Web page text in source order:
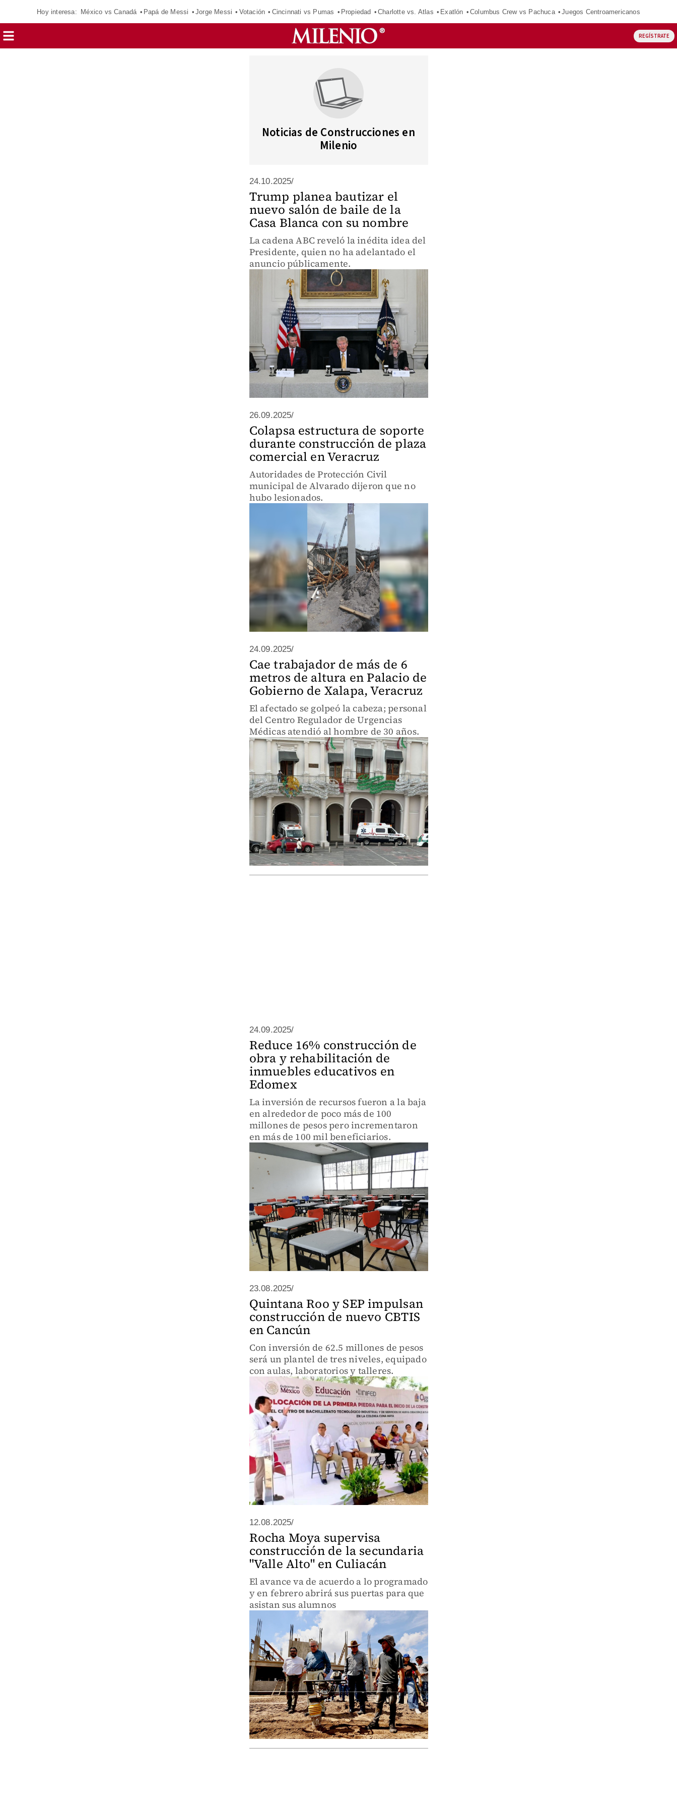
Hoy interesa: México vs Canadá Papá de Messi Jorge Messi Votación Cincinnati vs Pumas Propiedad Charlotte vs. Atlas Exatlón Columbus Crew vs Pachuca Juegos Centroamericanos
REGÍSTRATE
Noticias de Construcciones en
Milenio
24.10.2025/
Trump planea bautizar el
nuevo salón de baile de la
Casa Blanca con su nombre
La cadena ABC reveló la inédita idea del
Presidente, quien no ha adelantado el
anuncio públicamente.
26.09.2025/
Colapsa estructura de soporte
durante construcción de plaza
comercial en Veracruz
Autoridades de Protección Civil
municipal de Alvarado dijeron que no
hubo lesionados.
24.09.2025/
Cae trabajador de más de 6
metros de altura en Palacio de
Gobierno de Xalapa, Veracruz
El afectado se golpeó la cabeza; personal
del Centro Regulador de Urgencias
Médicas atendió al hombre de 30 años.
24.09.2025/
Reduce 16% construcción de
obra y rehabilitación de
inmuebles educativos en
Edomex
La inversión de recursos fueron a la baja
en alrededor de poco más de 100
millones de pesos pero incrementaron
en más de 100 mil beneficiarios.
23.08.2025/
Quintana Roo y SEP impulsan
construcción de nuevo CBTIS
en Cancún
Con inversión de 62.5 millones de pesos
será un plantel de tres niveles, equipado
con aulas, laboratorios y talleres.
12.08.2025/
Rocha Moya supervisa
construcción de la secundaria
"Valle Alto" en Culiacán
El avance va de acuerdo a lo programado
y en febrero abrirá sus puertas para que
asistan sus alumnos